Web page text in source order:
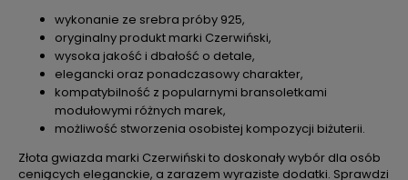
wykonanie ze srebra próby 925,
oryginalny produkt marki Czerwiński,
wysoka jakość i dbałość o detale,
elegancki oraz ponadczasowy charakter,
kompatybilność z popularnymi bransoletkami
modułowymi różnych marek,
możliwość stworzenia osobistej kompozycji biżuterii.
Złota gwiazda marki Czerwiński to doskonały wybór dla osób
ceniących eleganckie, a zarazem wyraziste dodatki. Sprawdzi